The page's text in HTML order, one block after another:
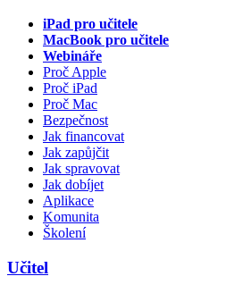
iPad pro učitele
MacBook pro učitele
Webináře
Proč Apple
Proč iPad
Proč Mac
Bezpečnost
Jak financovat
Jak zapůjčit
Jak spravovat
Jak dobíjet
Aplikace
Komunita
Školení
Učitel